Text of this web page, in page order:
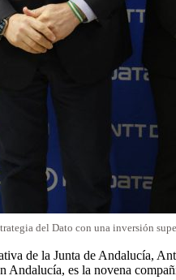
del Dato con una inversión
de la Junta de Andalucía,
Andalucía, es la novena